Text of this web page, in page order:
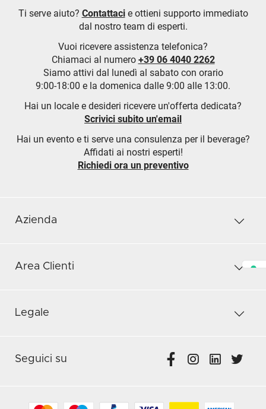
Ti serve aiuto? Contattacie ottieni supporto immediato
dal nostro team di esperti.
Vuoi ricevere assistenza telefonica?
Chiamaci al numero +39 06 4040 2262
Siamo attivi dal lunedì al sabato con orario
9:00-18:00 e la domenica dalle 9:00 alle 13:00.
Hai un locale e desideri ricevere un'offerta dedicata?
Scrivici subito un'email
Hai un evento e ti serve una consulenza per il beverage?
Affidati ai nostri esperti!
Richiedi ora un preventivo
Azienda
Area Clienti
Legale
Seguici su